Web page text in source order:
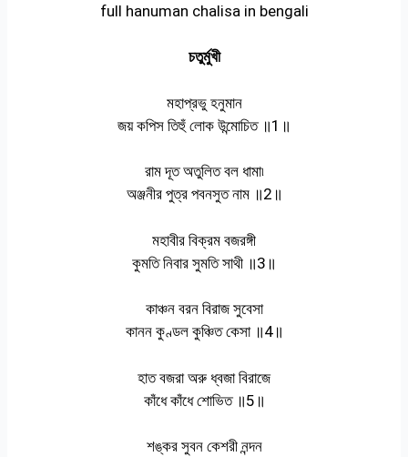
full hanuman chalisa in bengali
চতুর্মুখী
মহাপ্রভু হনুমান
জয় কপিস তিহুঁ লোক উন্মোচিত ॥1॥
রাম দূত অতুলিত বল ধামা৷
অঞ্জনীর পুত্র পবনসুত নাম ॥2॥
মহাবীর বিক্রম বজরঙ্গী
কুমতি নিবার সুমতি সাথী ॥3॥
কাঞ্চন বরন বিরাজ সুবেসা
কানন কুণ্ডল কুঞ্চিত কেসা ॥4॥
হাত বজরা অরু ধ্বজা বিরাজে
কাঁধে কাঁধে শোভিত ॥5॥
শঙ্কর সুবন কেশরী নন্দন